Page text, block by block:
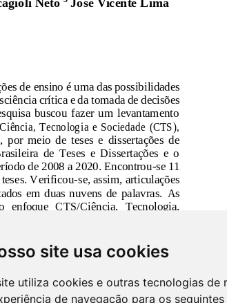
site usa cookies
utiliza cookies e outras tecnologias de
de navegação para os